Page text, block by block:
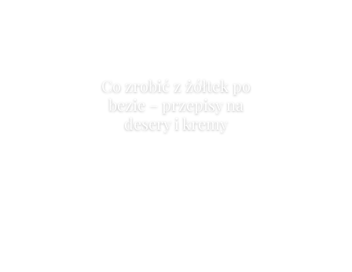
Co zrobić z żółtek po
bezie – przepisy na
desery i kremy